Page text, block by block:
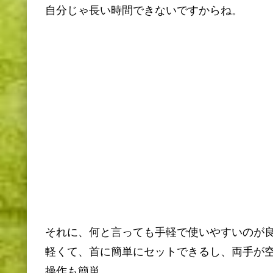
自分じゃ長い時間できないですからね。
それに、何と言っても手軽で使いやすいのが良
軽くて、首に簡単にセットできるし、両手が